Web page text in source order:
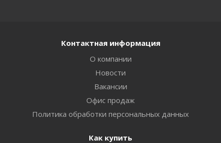
Контактная информация
О компании
Новости
Вакансии
Офис продаж
Политика обработки персональных данных
Как купить